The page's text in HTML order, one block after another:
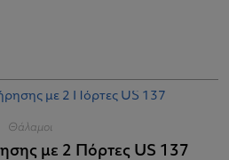
Θάλαμοι
με 2 Πόρτες US 137